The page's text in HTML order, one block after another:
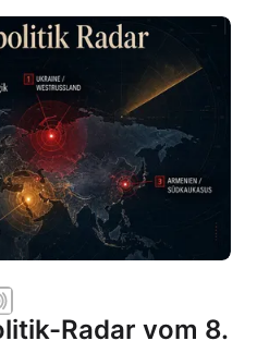
Radar vom 8.